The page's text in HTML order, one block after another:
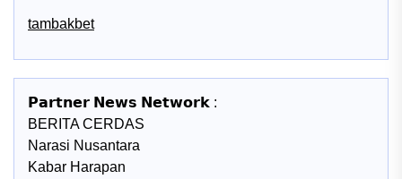
tambakbet
𝗣𝗮𝗿𝘁𝗻𝗲𝗿 𝗡𝗲𝘄𝘀 𝗡𝗲𝘁𝘄𝗼𝗿𝗸 :
BERITA CERDAS
Narasi Nusantara
Kabar Harapan